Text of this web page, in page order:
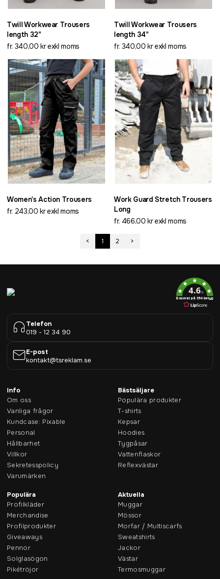
Twill Workwear Trousers
length 32"
fr. 340,00 kr exkl moms
Twill Workwear Trousers
length 34"
fr. 340,00 kr exkl moms
Women's Action Trousers
fr. 243,00 kr exkl moms
Work Guard Stretch Trousers
Long
fr. 466,00 kr exkl moms
< 1 2 >
4.6/5
Baserat på 954 betyg
Telefon
019 - 12 34 90
E-post
kontakt@tsreklam.se
Info
Om oss
Vanliga frågor
Kundcase: Pixable
Personal
Hållbarhet
Villkor
Sekretesspolicy
Varumärken
Bästsäljare
Populära produkter
T-shirts
Kepsar
Hoodies
Tygpåsar
Vattenflaskor
Reflexvästar
Populära
Profilkläder
Merchandise
Profilprodukter
Giveaways
Pennor
Solglasögon
Pikétröjor
Aktuella
Muggar
Mössor
Morfar / Multiscarfs
Sweatshirts
Jackor
Västar
Termosmuggar